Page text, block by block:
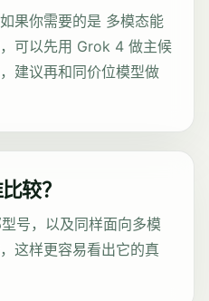
果你需要的是 多模态能
可以先用 Grok 4 做主候
建议再和同价位模型做
较？
号，以及同样面向多模
这样更容易看出它的真